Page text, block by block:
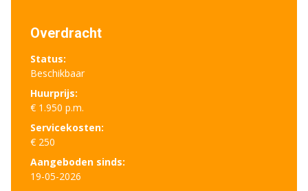
Overdracht
Status:
Beschikbaar
Huurprijs:
€ 1.950 p.m.
Servicekosten:
€ 250
Aangeboden sinds:
19-05-2026